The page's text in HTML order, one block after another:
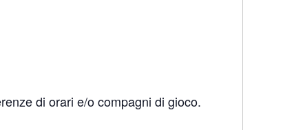
di orari e/o compagni di gioco.